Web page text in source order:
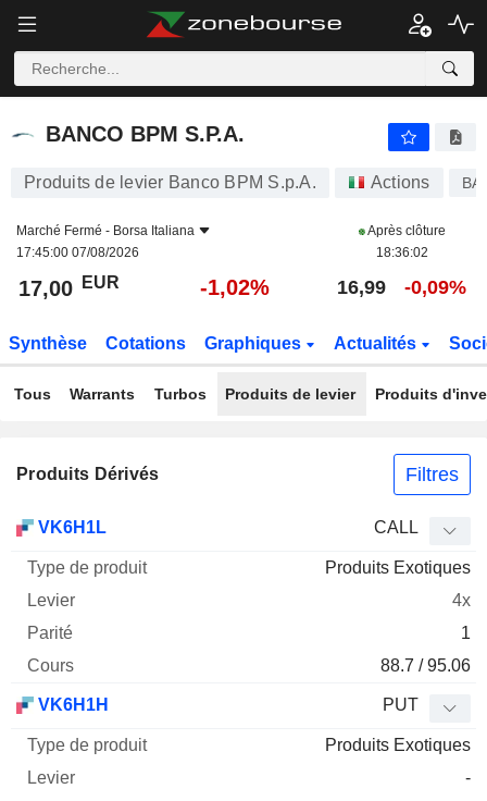
BANCO BPM S.P.A.
BANCO BPM S.P.A.
Produits de levier Banco BPM S.p.A. Actions
Marché Fermé - Borsa Italiana
17:45:00 07/08/2026
Après clôture
18:36:02
17,00 EUR -1,02% 16,99 -0,09%
Synthèse Cotations Graphiques Actualités
Tous Warrants Turbos Produits de levier Produits
Produits Dérivés Filtres
Mnemo Type produit
Cours
VK6H1L CALL
Produits Exotiques
4x
1
88.7 / 95.06
VK6H1H PUT
Produits Exotiques
-